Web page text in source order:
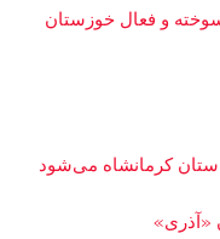
عمار در ۱۰۰ مسجد سوخته و فعال خوزستان